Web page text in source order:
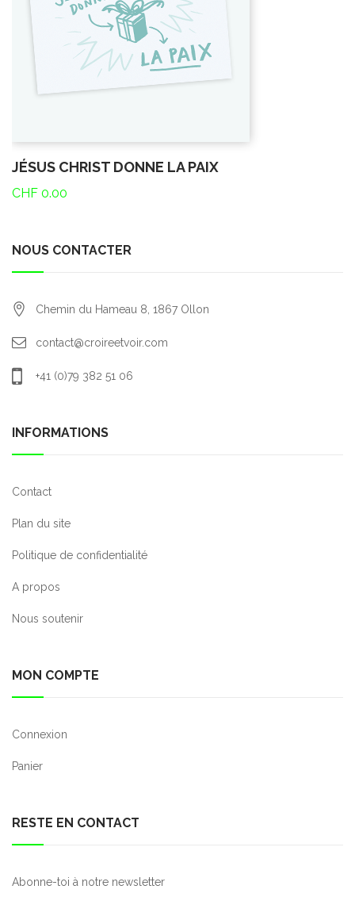
JÉSUS CHRIST DONNE LA PAIX
CHF 0.00
NOUS CONTACTER
Chemin du Hameau 8, 1867 Ollon
contact@croireetvoir.com
+41 (0)79 382 51 06
INFORMATIONS
Contact
Plan du site
Politique de confidentialité
A propos
Nous soutenir
MON COMPTE
Connexion
Panier
RESTE EN CONTACT
Abonne-toi à notre newsletter